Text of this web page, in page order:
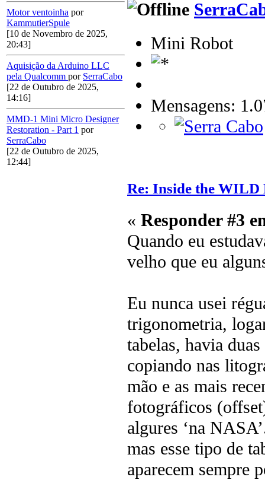
Motor ventoinha por
KammutierSpule
[10 de Novembro de 2025,
20:43]
Aquisição da Arduino LLC
pela Qualcomm por SerraCabo
[22 de Outubro de 2025,
14:16]
MMD-1 Mini Micro Designer
Restoration - Part 1 por
SerraCabo
[22 de Outubro de 2025,
12:44]
Mini Robot
Mensagens:
Re: Inside the
« Responder #3
Quando eu
velho que eu
Eu nunca usei
trigonometria,
tabelas, havia
copiando nas
mão e as mais
fotográficos
algures ‘na
mas esse tipo de
aparecem sempre